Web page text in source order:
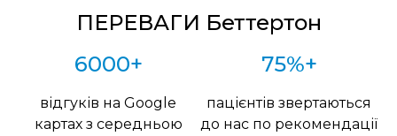
ПЕРЕВАГИ Беттертон
6000+
відгуків на Google
картах з середньою
75%+
пацієнтів звертаються
до нас по рекомендації